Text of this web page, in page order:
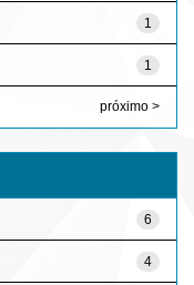
1
1
próximo >
6
4